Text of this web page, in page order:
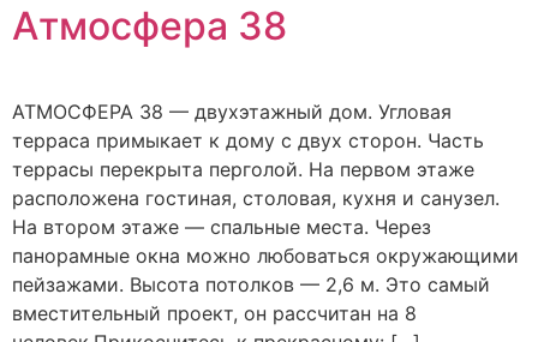
Атмосфера 38
АТМОСФЕРА 38 — двухэтажный дом. Угловая
терраса примыкает к дому с двух сторон. Часть
террасы перекрыта перголой. На первом этаже
расположена гостиная, столовая, кухня и санузел.
На втором этаже — спальные места. Через
панорамные окна можно любоваться окружающими
пейзажами. Высота потолков — 2,6 м. Это самый
вместительный проект, он рассчитан на 8